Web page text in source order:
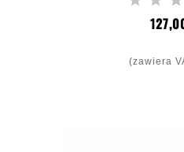
(zawiera